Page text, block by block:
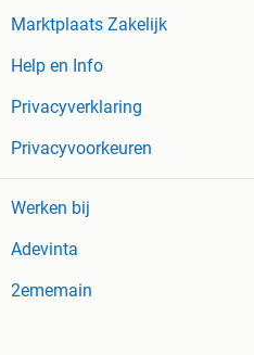
Marktplaats Zakelijk
Help en Info
Privacyverklaring
Privacyvoorkeuren
Werken bij
Adevinta
2ememain